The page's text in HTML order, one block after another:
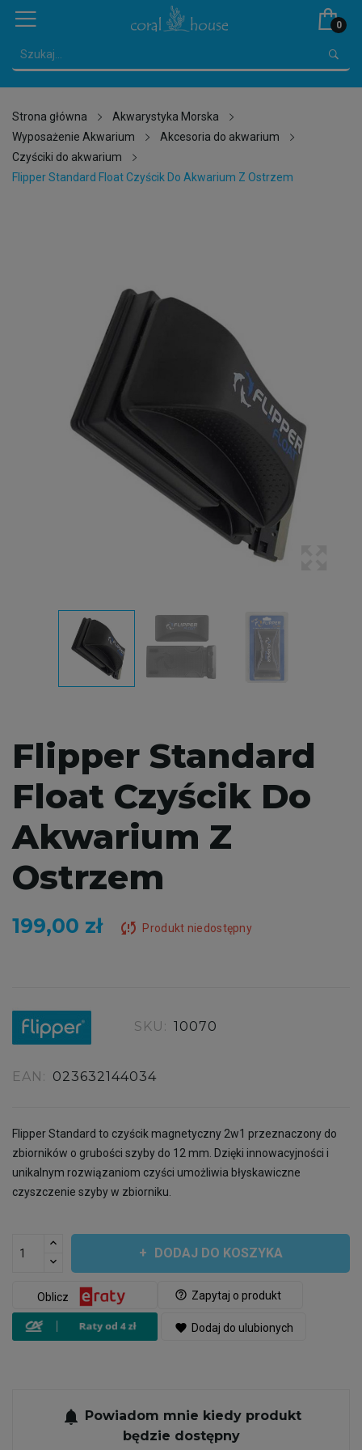
0
Strona główna
Akwarystyka Morska
Wyposażenie Akwarium
Akcesoria do akwarium
Czyściki do akwarium
Flipper Standard Float Czyścik Do Akwarium Z Ostrzem
Flipper Standard
Float Czyścik Do
Akwarium Z
Ostrzem
199,00 zł sync_problem Produkt niedostępny
SKU: 10070
EAN: 023632144034
Flipper Standard to czyścik magnetyczny 2w1 przeznaczony do
zbiorników o grubości szyby do 12 mm. Dzięki innowacyjności i
unikalnym rozwiązaniom czyści umożliwia błyskawiczne
czyszczenie szyby w zbiorniku.
DODAJ DO KOSZYKA
help_outline Zapytaj o produkt
Oblicz
favorite Dodaj do ulubionych
notifications Powiadom mnie kiedy produkt
będzie dostępny